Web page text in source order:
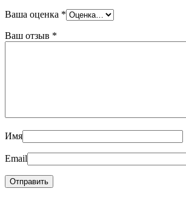
Ваша оценка *
Ваш отзыв *
Имя
Email